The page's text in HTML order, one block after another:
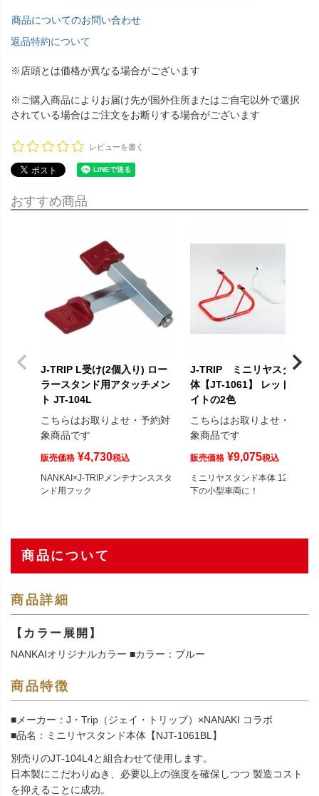
商品についてのお問い合わせ
返品特約について
※店頭とは価格が異なる場合がございます
※ご購入商品によりお届け先が国外住所またはご自宅以外で選択
されている場合はご注文をお断りする場合がございます
レビューを書く
おすすめ商品
J-TRIP L受け(2個入り) ロー
ラースタンド用アタッチメン
ト JT-104L
こちらはお取りよせ・予約対
象商品です
販売価格 ¥4,730税込
NANKAI×J-TRIPメンテナンススタ
ンド用フック
J-TRIP ミニリヤスタンド
体【JT-1061】 レッド・ホ
イトの2色
こちらはお取りよせ・予約対
象商品です
販売価格 ¥9,075税込
ミニリヤスタンド本体 12インチ
下の小型車両に！
商品について
商品詳細
【カラー展開】
NANKAIオリジナルカラー ■カラー：ブルー
商品特徴
■メーカー：J・Trip（ジェイ・トリップ）×NANAKI コラボ
■品名：ミニリヤスタンド本体【NJT-1061BL】
別売りのJT-104L4と組合わせて使用します。
日本製にこだわりぬき、必要以上の強度を確保しつつ 製造コスト
を抑えることに成功。